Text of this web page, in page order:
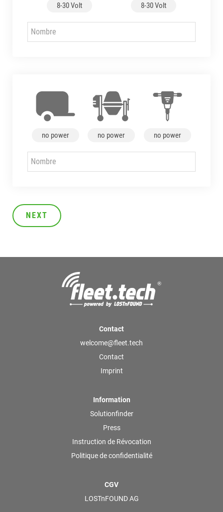
8-30 Volt 8-30 Volt
no power no power no power
NEXT
Contact
welcome@fleet.tech
Contact
Imprint
Information
Solutionfinder
Press
Instruction de Révocation
Politique de confidentialité
CGV
LOSTnFOUND AG